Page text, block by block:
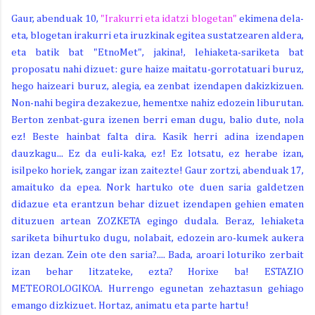
Gaur, abenduak 10, "Irakurri eta idatzi blogetan" ekimena dela-
eta, blogetan irakurri eta iruzkinak egitea sustatzearen aldera,
eta batik bat "EtnoMet", jakina!, lehiaketa-sariketa bat
proposatu nahi dizuet: gure haize maitatu-gorrotatuari buruz,
hego haizeari buruz, alegia, ea zenbat izendapen dakizkizuen.
Non-nahi begira dezakezue, hementxe nahiz edozein liburutan.
Berton zenbat-gura izenen berri eman dugu, balio dute, nola
ez! Beste hainbat falta dira. Kasik herri adina izendapen
dauzkagu... Ez da euli-kaka, ez! Ez lotsatu, ez herabe izan,
isilpeko horiek, zangar izan zaitezte! Gaur zortzi, abenduak 17,
amaituko da epea. Nork hartuko ote duen saria galdetzen
didazue eta erantzun behar dizuet izendapen gehien ematen
dituzuen artean ZOZKETA egingo dudala. Beraz, lehiaketa
sariketa bihurtuko dugu, nolabait, edozein aro-kumek aukera
izan dezan. Zein ote den saria?.... Bada, aroari loturiko zerbait
izan behar litzateke, ezta? Horixe ba! ESTAZIO
METEOROLOGIKOA. Hurrengo egunetan zehaztasun gehiago
emango dizkizuet. Hortaz, animatu eta parte hartu!